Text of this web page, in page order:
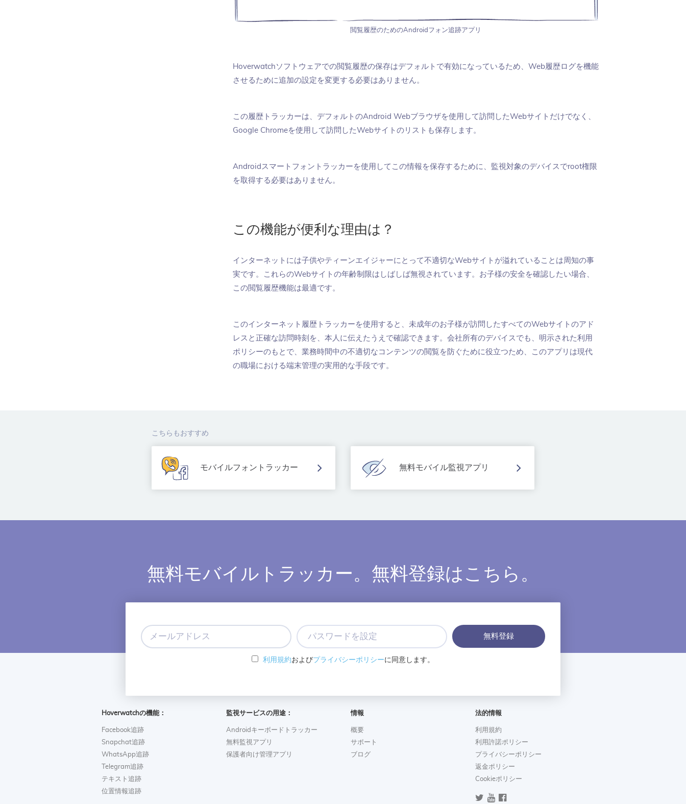
閲覧履歴のためのAndroidフォン追跡アプリ
Hoverwatchソフトウェアでの閲覧履歴の保存はデフォルトで有効になっているため、Web履歴ログを機能
させるために追加の設定を変更する必要はありません。
この履歴トラッカーは、デフォルトのAndroid Webブラウザを使用して訪問したWebサイトだけでなく、
Google Chromeを使用して訪問したWebサイトのリストも保存します。
Androidスマートフォントラッカーを使用してこの情報を保存するために、監視対象のデバイスでroot権限
を取得する必要はありません。
この機能が便利な理由は？
インターネットには子供やティーンエイジャーにとって不適切なWebサイトが溢れていることは周知の事
実です。これらのWebサイトの年齢制限はしばしば無視されています。お子様の安全を確認したい場合、
この閲覧履歴機能は最適です。
このインターネット履歴トラッカーを使用すると、未成年のお子様が訪問したすべてのWebサイトのアド
レスと正確な訪問時刻を、本人に伝えたうえで確認できます。会社所有のデバイスでも、明示された利用
ポリシーのもとで、業務時間中の不適切なコンテンツの閲覧を防ぐために役立つため、このアプリは現代
の職場における端末管理の実用的な手段です。
こちらもおすすめ
モバイルフォントラッカー 無料モバイル監視アプリ
無料モバイルトラッカー。無料登録はこちら。
メ
ー
ス
ワ
ー
無料登録
利用規約およびプライバシーポリシーに同意します。
Hoverwatchの機能：
Facebook追跡
Snapchat追跡
WhatsApp追跡
Telegram追跡
テキスト追跡
位置情報追跡
監視サービスの用途：
Androidキーボードトラッカー
無料監視アプリ
保護者向け管理アプリ
情報
概要
サポート
ブログ
法的情報
利用規約
利用許諾ポリシー
プライバシーポリシー
返金ポリシー
Cookieポリシー